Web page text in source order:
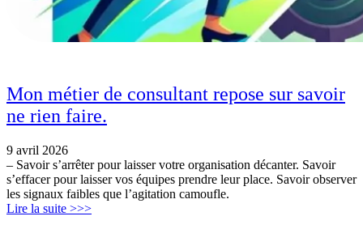
Mon métier de consultant repose sur savoir
ne rien faire.
9 avril 2026
– ​Savoir s’arrêter pour laisser votre organisation décanter. Savoir
s’effacer pour laisser vos équipes prendre leur place. Savoir observer
les signaux faibles que l’agitation camoufle.
Lire la suite >>>